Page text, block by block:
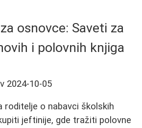
osnovce: Saveti za
i polovnih knjiga
2024-10-05
roditelje o nabavci školskih
jeftinije, gde tražiti polovne